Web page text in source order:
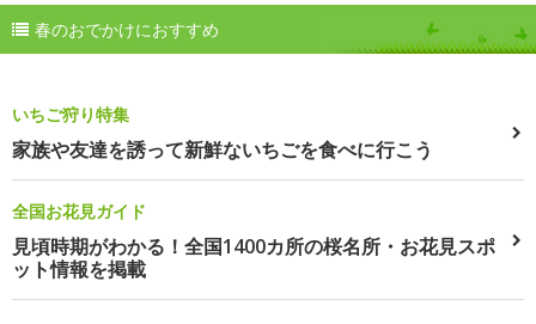
春のおでかけにおすすめ
いちご狩り特集
家族や友達を誘って新鮮ないちごを食べに行こう
全国お花見ガイド
見頃時期がわかる！全国1400カ所の桜名所・お花見スポ
ット情報を掲載